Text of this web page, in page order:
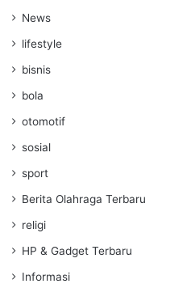
News
lifestyle
bisnis
bola
otomotif
sosial
sport
Berita Olahraga Terbaru
religi
HP & Gadget Terbaru
Informasi